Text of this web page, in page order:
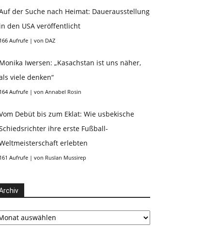
der Suche nach Heimat: Dauerausstellung
den USA veröffentlicht
Aufrufe | von DAZ
Iwersen: „Kasachstan ist uns näher,
viele denken“
Aufrufe | von Annabel Rosin
Debüt bis zum Eklat: Wie usbekische
ihre erste Fußball-
erlebten
Aufrufe | von Ruslan Mussirep